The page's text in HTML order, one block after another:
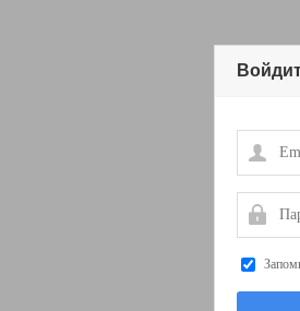
Email